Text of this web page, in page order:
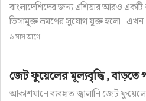
বাংলাদেশিদের জন্য এশিয়ার আরও
ভিসামুক্ত ভ্রমণের সুযোগ যুক্ত হলো। এখন
৯ মাস আগে
জেট ফুয়েলের মূল্যবৃদ্ধি , বাড়তে
আকাশযানে ব্যবহৃত জ্বালানি জেট